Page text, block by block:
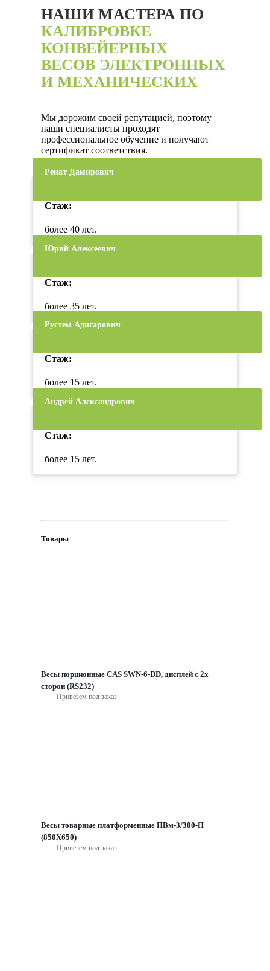
НАШИ МАСТЕРА ПО
КАЛИБРОВКЕ
КОНВЕЙЕРНЫХ
ВЕСОВ ЭЛЕКТРОННЫХ
И МЕХАНИЧЕСКИХ
Мы дорожим своей репутацией, поэтому
наши специалисты проходят
профессиональное обучение и получают
сертификат соответствия.
Ренат Дамирович
Стаж:
более 40 лет.
Юрий Алексеевич
Стаж:
более 35 лет.
Рустем Адигарович
Стаж:
более 15 лет.
Андрей Александрович
Стаж:
более 15 лет.
Товары
Весы порционные CAS SWN-6-DD, дисплей с 2х
сторон (RS232)
Привезем под заказ
Весы товарные платформенные ПВм-3/300-П
(850Х650)
Привезем под заказ